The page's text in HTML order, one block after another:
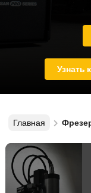
Узнать
Главная